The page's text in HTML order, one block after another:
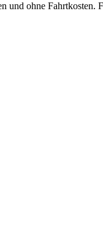
und ohne Fahrtkosten.